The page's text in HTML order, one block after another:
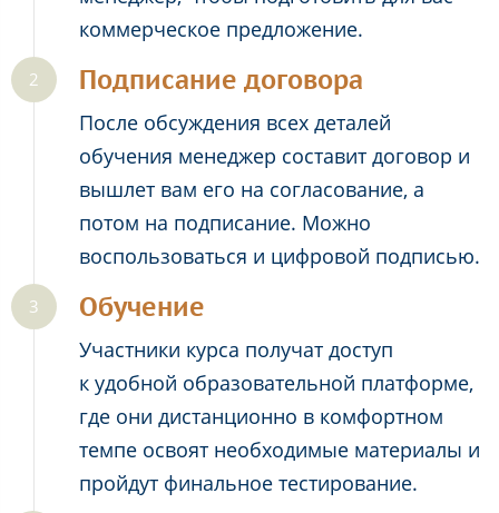
коммерческое предложение.
Подписание договора
После обсуждения всех деталей
обучения менеджер составит договор и
вышлет вам его на согласование, а
потом на подписание. Можно
воспользоваться и цифровой подписью.
Обучение
Участники курса получат доступ
к удобной образовательной платформе,
где они дистанционно в комфортном
темпе освоят необходимые материалы и
пройдут финальное тестирование.